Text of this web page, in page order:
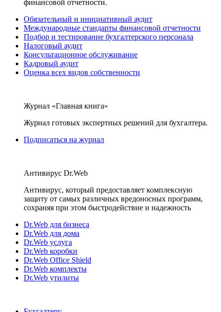
финансовой отчетности.
Обязательный и инициативный аудит
Международные стандарты финансовой отчетности
Подбор и тестирование бухгалтерского персонала
Налоговый аудит
Консультационное обслуживание
Кадровый аудит
Оценка всех видов собственности
Журнал «Главная книга»
Журнал готовых экспертных решений для бухгалтера.
Подписаться на журнал
Антивирус Dr.Web
Антивирус, который предоставляет комплексную
защиту от самых различных вредоносных программ,
сохраняя при этом быстродействие и надежность
Dr.Web для бизнеса
Dr.Web для дома
Dr.Web услуга
Dr.Web коробки
Dr.Web Office Shield
Dr.Web комплекты
Dr.Web утилиты